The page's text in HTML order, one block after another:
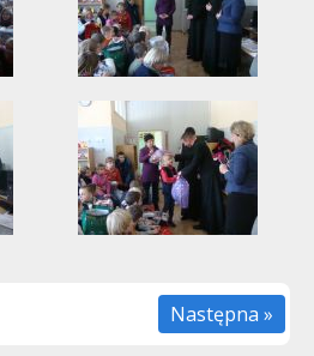
Następna »